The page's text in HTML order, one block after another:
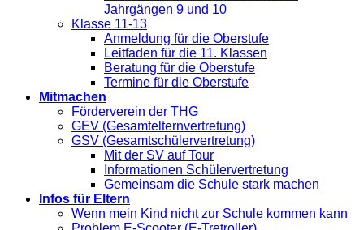
Jahrgängen 9 und 10
Klasse 11-13
Anmeldung für die Oberstufe
Leitfaden für die 11. Klassen
Beratung für die Oberstufe
Termine für die Oberstufe
Mitmachen
Förderverein der THG
GEV (Gesamtelternvertretung)
GSV (Gesamtschülervertretung)
Mit der SV auf Tour
Informationen Schülervertretung
Gemeinsam die Schule stark machen
Infos für Eltern
Wenn mein Kind nicht zur Schule kommen kann